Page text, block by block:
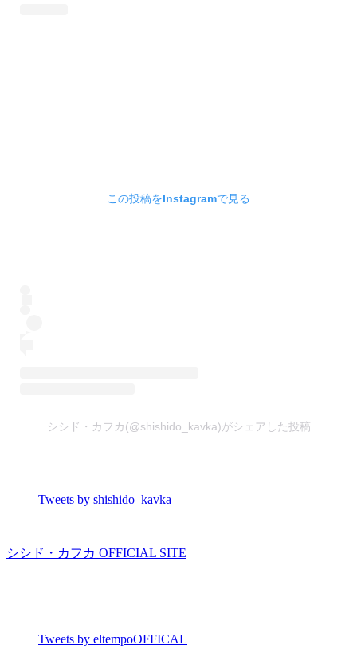
この投稿をInstagramで見る
シシド・カフカ(@shishido_kavka)がシェアした投稿
Tweets by shishido_kavka
シシド・カフカ OFFICIAL SITE
Tweets by eltempoOFFICAL